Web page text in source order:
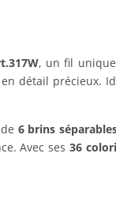
, un fil
détail précieux.
6 brins
Avec ses36